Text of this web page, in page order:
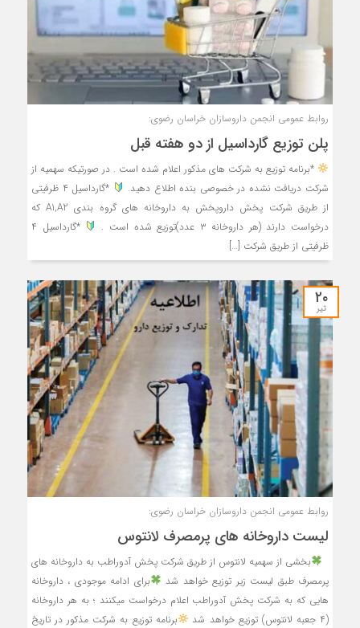
روابط عمومی انجمن داروسازان خراسان رضوی:
پلن توزیع گارداسیل از دو هفته قبل
*برنامه توزیع به شرکت های مذکور اعلام شده است . در صورتیکه سهمیه از
شرکت دریافت نشده در خصوصی بنده اطلاع دهید.
*گارداسیل ۴ ظرفیتی
از طریق شرکت پخش داروپخش به داروخانه های گروه بندی A1,A2 که
درخواست دارند (هر داروخانه ۳ عدد)توزیع شده است .
*گارداسیل ۴
ظرفیتی از طریق شرکت […]
۲۰
تیر
روابط عمومی انجمن داروسازان خراسان رضوی:
لیست داروخانه های پرمصرف لانتوس
بخشی از سهمیه لانتوس از طریق شرکت پخش آدوراطب به داروخانه های
پرمصرف طبق لیست زیر توزیع خواهد شد
برای ادامه موجودی ، داروخانه
هایی که به شرکت پخش آدوراطب اعلام درخواست میکنند ؛ به هر داروخانه
(۴ جعبه لانتوس) توزیع خواهد شد
برنامه توزیع به شرکت مذکور در تاریخ